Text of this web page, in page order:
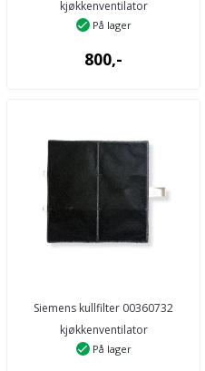
kjøkkenventilator
På lager
800,-
Siemens kullfilter 00360732
kjøkkenventilator
På lager